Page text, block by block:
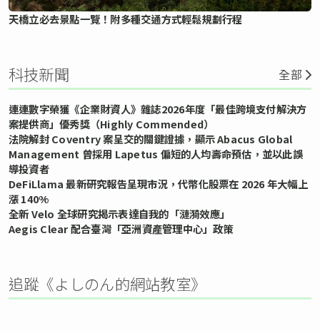
天橋立必去景點一覽！附多種交通方式輕鬆規劃行程
科技新聞 全部
連連數字榮獲《企業財資人》雜誌2026年度「最佳跨境支付解決方
案提供商」優秀獎（Highly Commended）
法院解封 Coventry 案呈交的關鍵證據，顯示 Abacus Global
Management 曾採用 Lapetus 偏短的人均壽命預估，並以此誤
導投資者
DeFiLlama 最新研究報告呈現市況，代幣化股票在 2026 年大幅上
漲 140%
全新 Velo 全球研究揭示表達自我的「漣漪效應」
Aegis Clear 配合臺灣「亞洲資產管理中心」政策
追蹤《よしのん的網站教室》